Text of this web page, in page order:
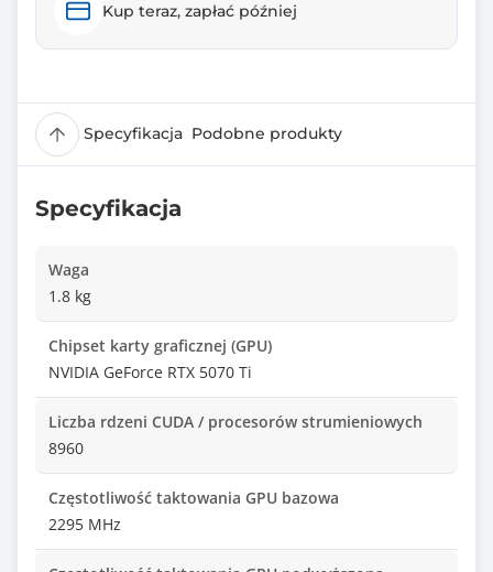
Kup teraz, zapłać później
Specyfikacja Podobne produkty
Specyfikacja
Waga
1.8 kg
Chipset karty graficznej (GPU)
NVIDIA GeForce RTX 5070 Ti
Liczba rdzeni CUDA / procesorów strumieniowych
8960
Częstotliwość taktowania GPU bazowa
2295 MHz